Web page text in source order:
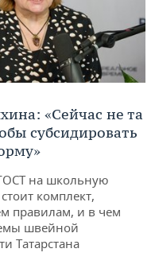
«Сейчас не та
субсидировать
на школьную
комплект,
правилам, и в чем
швейной
Татарстана